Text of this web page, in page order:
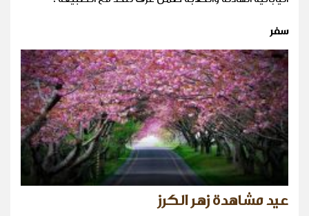
سفر
عيد مشاهدة زهر الكرز